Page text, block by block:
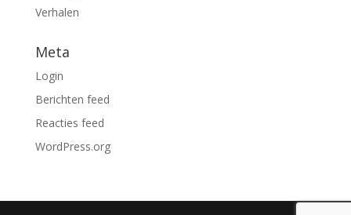
Verhalen
Meta
Login
Berichten feed
Reacties feed
WordPress.org